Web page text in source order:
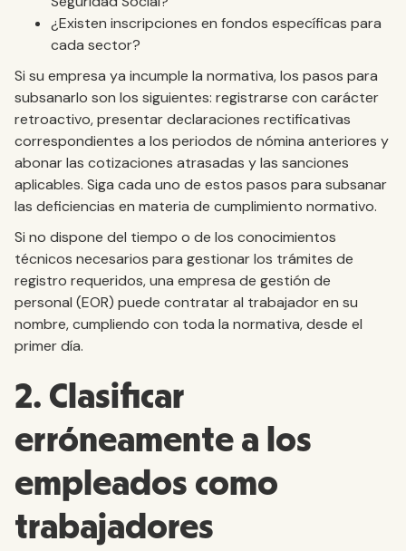
¿Existen inscripciones en fondos específicas para
cada sector?
Si su empresa ya incumple la normativa, los pasos para
subsanarlo son los siguientes: registrarse con carácter
retroactivo, presentar declaraciones rectificativas
correspondientes a los periodos de nómina anteriores y
abonar las cotizaciones atrasadas y las sanciones
aplicables. Siga cada uno de estos pasos para subsanar
las deficiencias en materia de cumplimiento normativo.
Si no dispone del tiempo o de los conocimientos
técnicos necesarios para gestionar los trámites de
registro requeridos, una empresa de gestión de
personal (EOR) puede contratar al trabajador en su
nombre, cumpliendo con toda la normativa, desde el
primer día.
2. Clasificar
erróneamente a los
empleados como
trabajadores